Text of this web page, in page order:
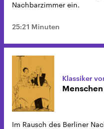
Nachbarzimmer ein.
25:21 Minuten
Klassiker
Im Rausch des Berliner